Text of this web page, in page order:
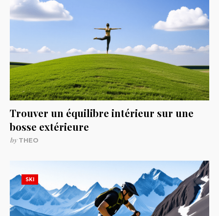
Trouver un équilibre intérieur sur une
bosse extérieure
byTHEO
SKI